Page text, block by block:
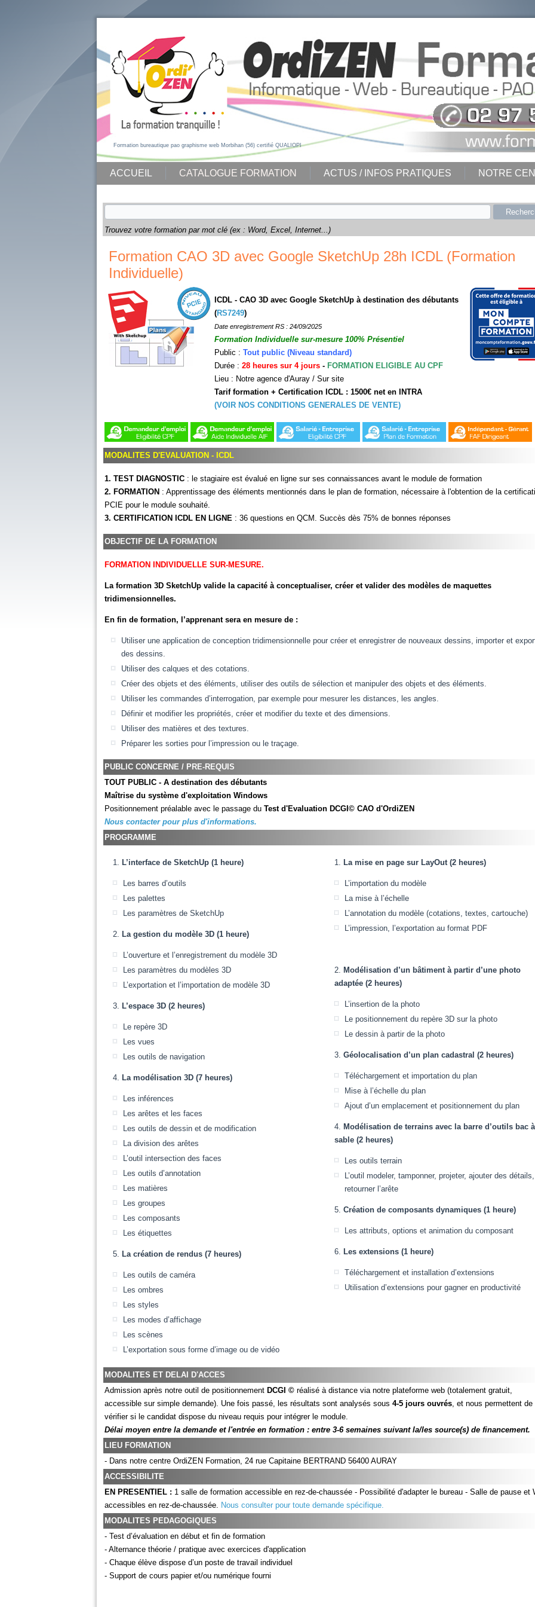
Formation bureautique pao graphisme web Morbihan (56) certifié QUALIOPI
ACCUEIL CATALOGUE FORMATION ACTUS / INFOS PRATIQUES NOTRE
Trouvez votre formation par mot clé (ex : Word, Excel, Internet...)
Formation CAO 3D avec Google SketchUp 28h ICDL (Formation
Individuelle)
ICDL - CAO 3D avec Google SketchUp à destination des débutants
(RS7249)
Date enregistrement RS : 24/09/2025
Formation Individuelle sur-mesure 100% Présentiel
Public : Tout public (Niveau standard)
Durée : 28 heures sur 4 jours - FORMATION ELIGIBLE AU CPF
Lieu : Notre agence d'Auray / Sur site
Tarif formation + Certification ICDL : 1500€ net en INTRA
(VOIR NOS CONDITIONS GENERALES DE VENTE)
MODALITES D'EVALUATION - ICDL
1. TEST DIAGNOSTIC : le stagiaire est évalué en ligne sur ses connaissances avant le module de formation
2. FORMATION : Apprentissage des éléments mentionnés dans le plan de formation, nécessaire à l'obtention de la
PCIE pour le module souhaité.
3. CERTIFICATION ICDL EN LIGNE : 36 questions en QCM. Succès dès 75% de bonnes réponses
OBJECTIF DE LA FORMATION
FORMATION INDIVIDUELLE SUR-MESURE.
La formation 3D SketchUp valide la capacité à conceptualiser, créer et valider des modèles de maquettes
tridimensionnelles.
En fin de formation, l’apprenant sera en mesure de :
Utiliser une application de conception tridimensionnelle pour créer et enregistrer de nouveaux dessins, importer et
des dessins.
Utiliser des calques et des cotations.
Créer des objets et des éléments, utiliser des outils de sélection et manipuler des objets et des éléments.
Utiliser les commandes d’interrogation, par exemple pour mesurer les distances, les angles.
Définir et modifier les propriétés, créer et modifier du texte et des dimensions.
Utiliser des matières et des textures.
Préparer les sorties pour l’impression ou le traçage.
PUBLIC CONCERNE / PRE-REQUIS
TOUT PUBLIC - A destination des débutants
Maîtrise du système d'exploitation Windows
Positionnement préalable avec le passage du Test d'Evaluation DCGI© CAO d'OrdiZEN
Nous contacter pour plus d'informations.
PROGRAMME
L’interface de SketchUp (1 heure)
Les barres d’outils
Les palettes
Les paramètres de SketchUp
La gestion du modèle 3D (1 heure)
L’ouverture et l’enregistrement du modèle 3D
Les paramètres du modèles 3D
L’exportation et l’importation de modèle 3D
L’espace 3D (2 heures)
Le repère 3D
Les vues
Les outils de navigation
La modélisation 3D (7 heures)
Les inférences
Les arêtes et les faces
Les outils de dessin et de modification
La division des arêtes
L’outil intersection des faces
Les outils d’annotation
Les matières
Les groupes
Les composants
Les étiquettes
La création de rendus (7 heures)
Les outils de caméra
Les ombres
Les styles
Les modes d’affichage
Les scènes
L’exportation sous forme d’image ou de vidéo
La mise en page sur LayOut (2 heures)
L’importation du modèle
La mise à l’échelle
L’annotation du modèle (cotations, textes, cartouche)
L’impression, l’exportation au format PDF
Modélisation d’un bâtiment à partir d’une photo
adaptée (2 heures)
L’insertion de la photo
Le positionnement du repère 3D sur la photo
Le dessin à partir de la photo
Géolocalisation d’un plan cadastral (2 heures)
Téléchargement et importation du plan
Mise à l’échelle du plan
Ajout d’un emplacement et positionnement du plan
Modélisation de terrains avec la barre d’outils bac à
sable (2 heures)
Les outils terrain
L’outil modeler, tamponner, projeter, ajouter des détails,
retourner l’arête
Création de composants dynamiques (1 heure)
Les attributs, options et animation du composant
Les extensions (1 heure)
Téléchargement et installation d’extensions
Utilisation d’extensions pour gagner en productivité
MODALITES ET DELAI D'ACCES
Admission après notre outil de positionnement DCGI © réalisé à distance via notre plateforme web (totalement gratuit,
accessible sur simple demande). Une fois passé, les résultats sont analysés sous 4-5 jours ouvrés, et nous permettent de
vérifier si le candidat dispose du niveau requis pour intégrer le module.
Délai moyen entre la demande et l'entrée en formation : entre 3-6 semaines suivant la/les source(s) de financement.
LIEU FORMATION
- Dans notre centre OrdiZEN Formation, 24 rue Capitaine BERTRAND 56400 AURAY
ACCESSIBILITE
EN PRESENTIEL : 1 salle de formation accessible en rez-de-chaussée - Possibilité d'adapter le bureau - Salle de pause et
accessibles en rez-de-chaussée. Nous consulter pour toute demande spécifique.
MODALITES PEDAGOGIQUES
- Test d’évaluation en début et fin de formation
- Alternance théorie / pratique avec exercices d'application
- Chaque élève dispose d’un poste de travail individuel
- Support de cours papier et/ou numérique fourni